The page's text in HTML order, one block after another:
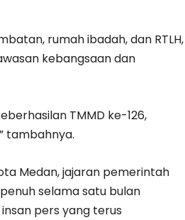
rumah ibadah, dan RTLH,
kebangsaan dan
TMMD ke-126,
tambahnya.
Medan, jajaran pemerintah
selama satu bulan
pers yang terus